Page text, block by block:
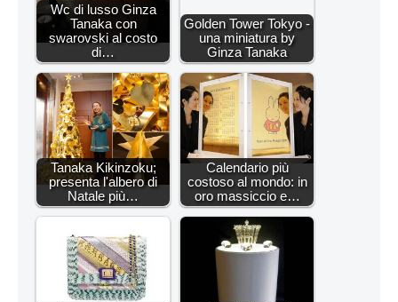
Wc di lusso Ginza
Tanaka con
swarovski al costo
di…
Golden Tower Tokyo -
una miniatura by
Ginza Tanaka
Tanaka Kikinzoku;
presenta l'albero di
Natale più…
Calendario più
costoso al mondo: in
oro massiccio e…